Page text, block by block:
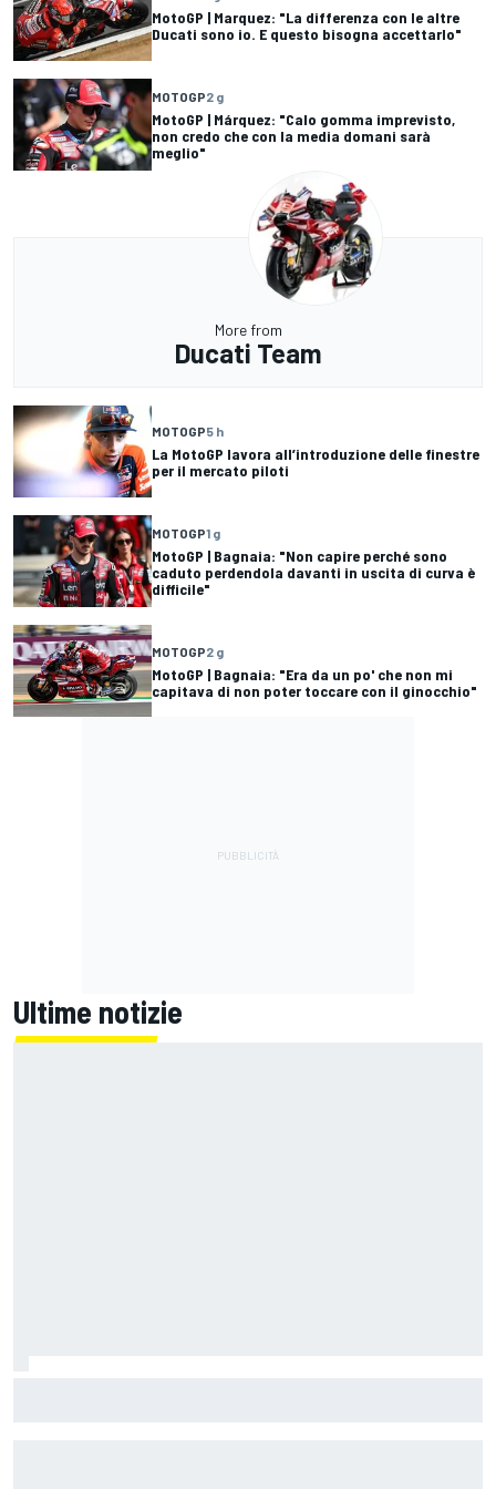
MotoGP | Marquez: "La differenza con le altre
Ducati sono io. E questo bisogna accettarlo"
MOTOGP2 g
MotoGP | Márquez: "Calo gomma imprevisto,
non credo che con la media domani sarà
meglio"
More from
Ducati Team
MOTOGP5 h
La MotoGP lavora all’introduzione delle finestre
per il mercato piloti
MOTOGP1 g
MotoGP | Bagnaia: "Non capire perché sono
caduto perdendola davanti in uscita di curva è
difficile"
MOTOGP2 g
MotoGP | Bagnaia: "Era da un po' che non mi
capitava di non poter toccare con il ginocchio"
Ultime notizie